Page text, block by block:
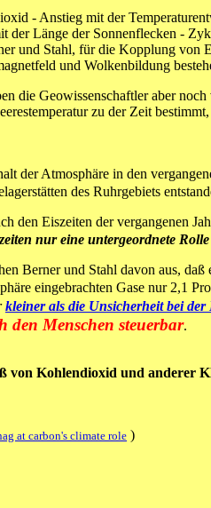
- Anstieg mit der
der Länge der Sonnenflecken -
und Stahl, für die Kopplung
und Wolkenbildung
die Geowissenschaftler aber
zu der Zeit
der Atmosphäre in den
des Ruhrgebiets
den Eiszeiten der vergangenen
nur eine untergeordnete
Berner und Stahl davon aus,
eingebrachten Gase nur 2,1
kleiner als die Unsicherheit bei der
den Menschen steuerbar.
von Kohlendioxid und anderer
at carbon's climate role )